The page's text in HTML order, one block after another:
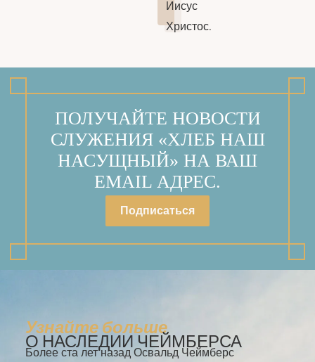
Иисус
Христос.
ПОЛУЧАЙТЕ НОВОСТИ
СЛУЖЕНИЯ «ХЛЕБ НАШ
НАСУЩНЫЙ» НА ВАШ
EMAIL АДРЕС.
Подписаться
Узнайте больше
О НАСЛЕДИИ ЧЕЙМБЕРСА
Более ста лет назад Освальд Чеймберс